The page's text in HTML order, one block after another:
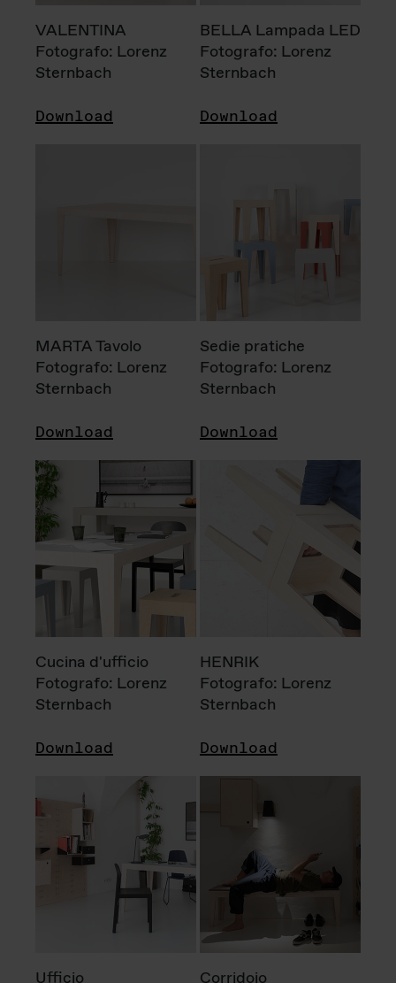
VALENTINA
Fotografo: Lorenz
Sternbach
Download
BELLA Lampada LED
Fotografo: Lorenz
Sternbach
Download
MARTA Tavolo
Fotografo: Lorenz
Sternbach
Download
Sedie pratiche
Fotografo: Lorenz
Sternbach
Download
Cucina d'ufficio
Fotografo: Lorenz
Sternbach
Download
HENRIK
Fotografo: Lorenz
Sternbach
Download
Ufficio
Corridoio